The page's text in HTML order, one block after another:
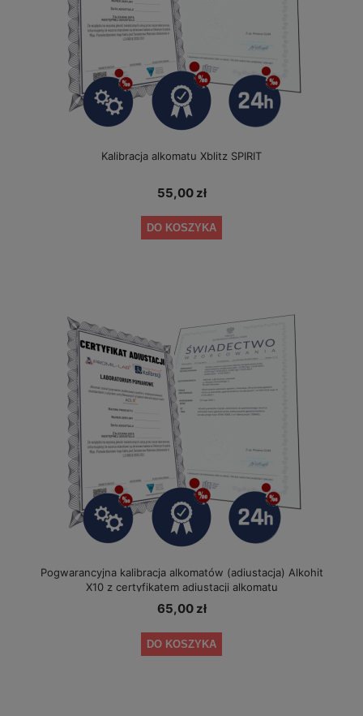
Kalibracja alkomatu Xblitz SPIRIT
55,00 zł
DO KOSZYKA
Pogwarancyjna kalibracja alkomatów (adiustacja) Alkohit
X10 z certyfikatem adiustacji alkomatu
65,00 zł
DO KOSZYKA